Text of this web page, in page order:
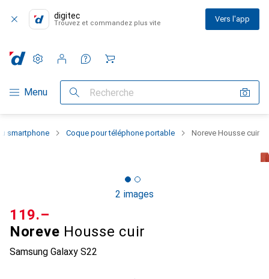
digitec
Trouvez et commandez plus vite Vers l'app
Navigation par catégorie
Menu Recherche
Paramètres
Compte client
Listes de comparaison
Listes d'envies
Panier
smartphone Coque pour téléphone portable Noreve Housse cuir
2 images
Noreve Housse cuir
Samsung Galaxy S22
CHF
119.–